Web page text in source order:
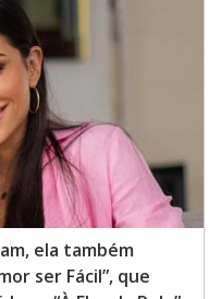
ela também
ser Fácil”, que